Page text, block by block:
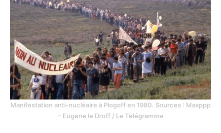
Manifestation anti-nucléaire à Plogoff en 1980. Sources : Maxppp
– Eugene le Droff / Le Télégramme